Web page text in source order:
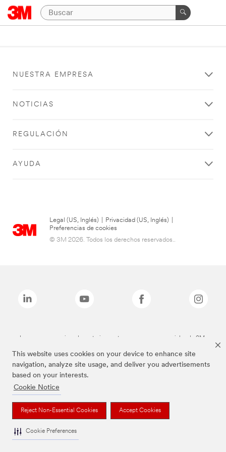
This website uses cookies on your device to enhance site
navigation, analyze site usage, and deliver you advertisements
based on your interests.
Cookie Notice
Reject Non-Essential Cookies Accept Cookies
Cookie Preferences
NUESTRA EMPRESA
NOTICIAS
REGULACIÓN
AYUDA
Legal (US, Inglés) Privacidad (US, Inglés)
Preferencias de cookies
© 3M 2026. Todos los derechos reservados..
Las marcas mencionadas anteriormente son marcas comerciales de 3M.